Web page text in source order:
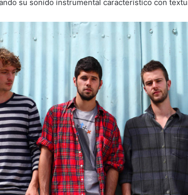
su sonido instrumental característico con